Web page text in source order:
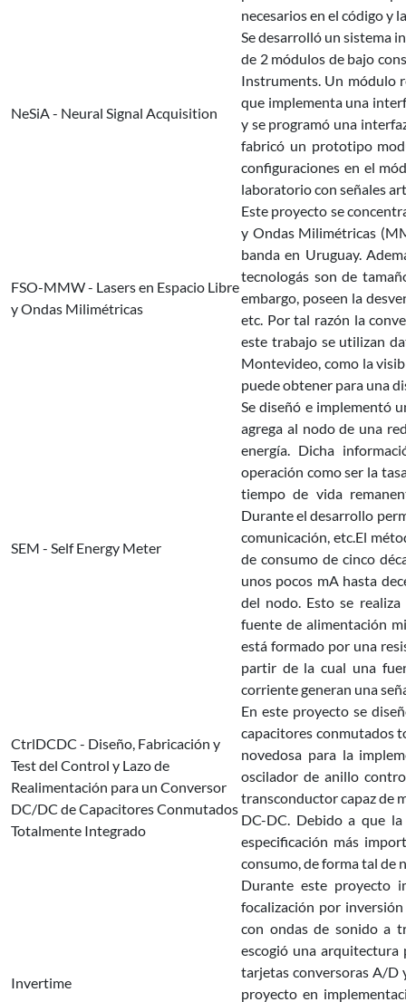
necesarios en el código y
NeSiA - Neural Signal Acquisition
Se desarrolló un sistema
de 2 módulos de bajo
Instruments. Un módulo
que implementa una
y se programó una
fabricó un prototipo
configuraciones en el
laboratorio con señales
FSO-MMW - Lasers en Espacio Libre
y Ondas Milimétricas
Este proyecto se
y Ondas Milimétricas
banda en Uruguay.
tecnologás son de
embargo, poseen la
etc. Por tal razón la
este trabajo se utilizan
Montevideo, como la
puede obtener para una
SEM - Self Energy Meter
Se diseñó e implementó
agrega al nodo de una
energía. Dicha
operación como ser la
tiempo de vida
Durante el desarrollo
comunicación, etc.El
de consumo de cinco
unos pocos mA hasta
del nodo. Esto se
fuente de alimentación
está formado por una
partir de la cual una
corriente generan una
CtrlDCDC - Diseño, Fabricación y
Test del Control y Lazo de
Realimentación para un Conversor
DC/DC de Capacitores Conmutados
Totalmente Integrado
En este proyecto se
capacitores conmutados
novedosa para la
oscilador de anillo
transconductor capaz de
DC-DC. Debido a que
especificación más
consumo, de forma tal de
Invertime
Durante este proyecto
focalización por
con ondas de sonido a
escogió una arquitectura
tarjetas conversoras A/D
proyecto en